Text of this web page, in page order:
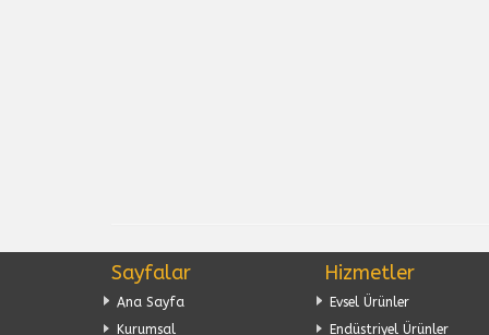
Sayfalar
Ana Sayfa
Kurumsal
Hizmetler
Evsel Ürünler
Endüstriyel Ürünler